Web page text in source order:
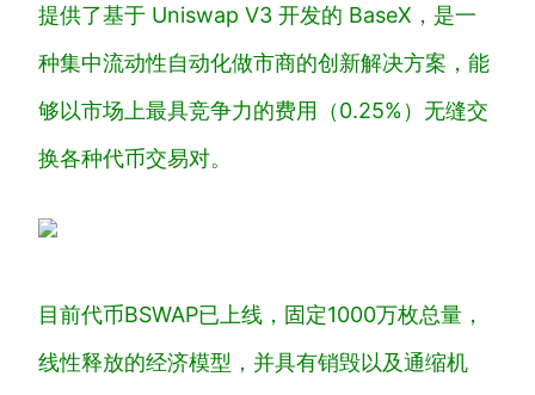
提供了基于 Uniswap V3 开发的 BaseX，是一
种集中流动性自动化做市商的创新解决方案，能
够以市场上最具竞争力的费用（0.25%）无缝交
换各种代币交易对。
目前代币BSWAP已上线，固定1000万枚总量，
线性释放的经济模型，并具有销毁以及通缩机